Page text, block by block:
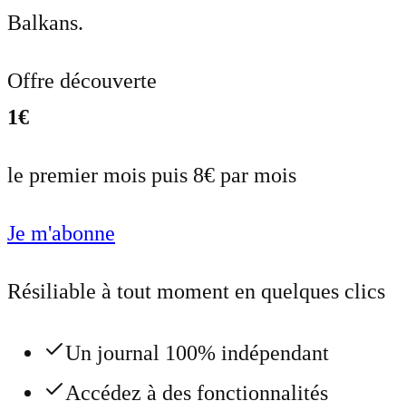
Balkans.
Offre découverte
1€
le premier mois puis 8€ par mois
Je m'abonne
Résiliable à tout moment en quelques clics
Un journal 100% indépendant
Accédez à des fonctionnalités